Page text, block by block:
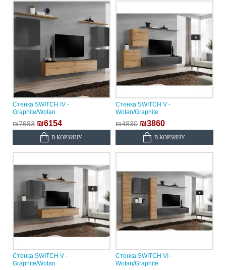
Стенка SWITCH IV -
Graphite/Wotan
₪7693 ₪6154
В КОРЗИНУ
Стенка SWITCH V -
Wotan/Graphite
₪4830 ₪3860
В КОРЗИНУ
Стенка SWITCH V -
Graphite/Wotan
Стенка SWITCH VI -
Wotan/Graphite